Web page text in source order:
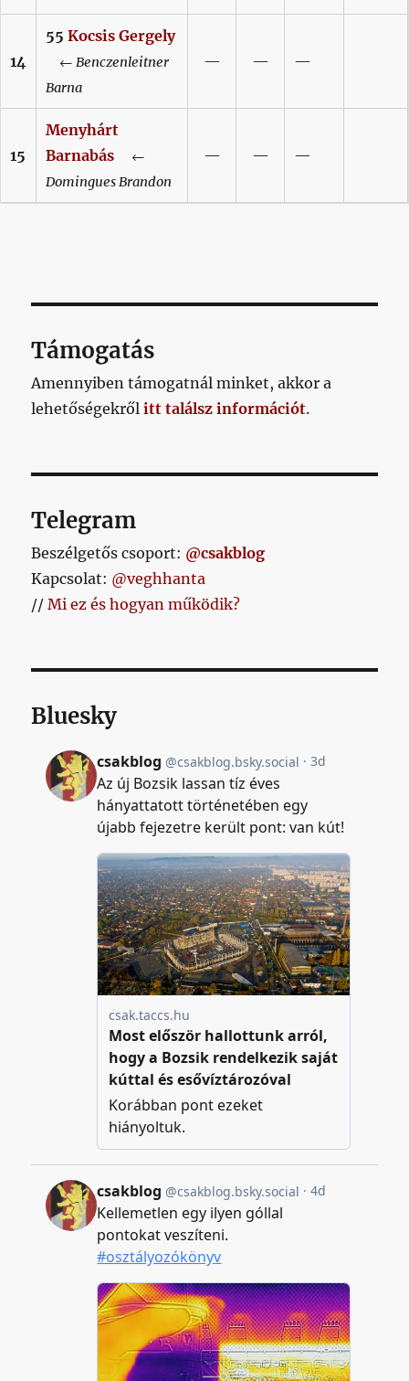
14
55 Kocsis Gergely
← Benczenleitner
Barna
— — —
15
Menyhárt
Barnabás
←
DominguesBrandon
— — —
Támogatás
Amennyiben támogatnál minket, akkor a
lehetőségekrőlitt találsz információt.
Telegram
Beszélgetős csoport: @csakblog
Kapcsolat: @veghhanta
//Mi ez és hogyan működik?
Bluesky